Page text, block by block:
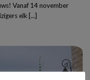
Vanaf 14 november
elk [...]